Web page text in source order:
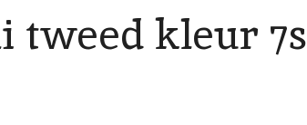
tweed kleur 7s